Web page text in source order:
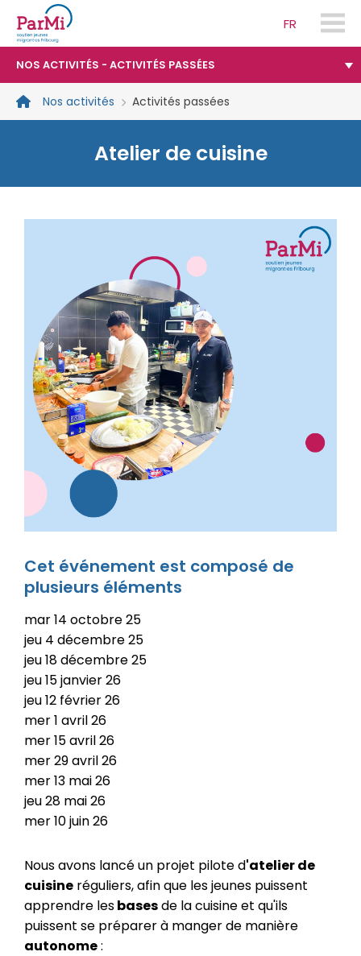
FR
parmi-
fribourg.ch
NOS ACTIVITÉS - ACTIVITÉS PASSÉES
Nos activités Activités passées
Atelier de cuisine
Cet événement est composé de
plusieurs éléments
mar14 octobre25
jeu 4 décembre25
jeu18décembre25
jeu15janvier26
jeu12 février26
mer1 avril26
mer15avril26
mer29avril26
mer13 mai26
jeu28 mai26
mer10juin26
Nous avons lancé un projet pilote d'atelier de
cuisine réguliers, afin que les jeunes puissent
apprendre lesbasesde la cuisine et qu'ils
puissent se préparer à manger de manière
autonome: